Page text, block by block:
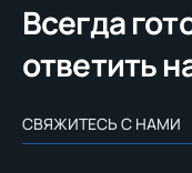
Всегда
ответить
СВЯЖИТЕСЬ С НАМИ